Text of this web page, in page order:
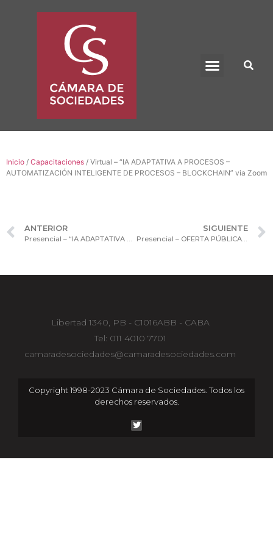
Inicio / Capacitaciones / Virtual – “IA ADAPTATIVA A PROCESOS –
AUTOMATIZACIÓN INTELIGENTE DE PROCESOS – BLOCKCHAIN” via Zoom
ANTERIOR SIGUIENTE
Presencial – OFERTA PÚBLICA & MERCADO DE CAPITALES – QUINTA EDICIÓN
Libertad 1340, PB - C1016ABB - CABA
Tel: 011 4010 7701
camaradesociedades@camaradesociedades.com
Copyright 1998-2023 Cámara de Sociedades. Todos los
derechos reservados.